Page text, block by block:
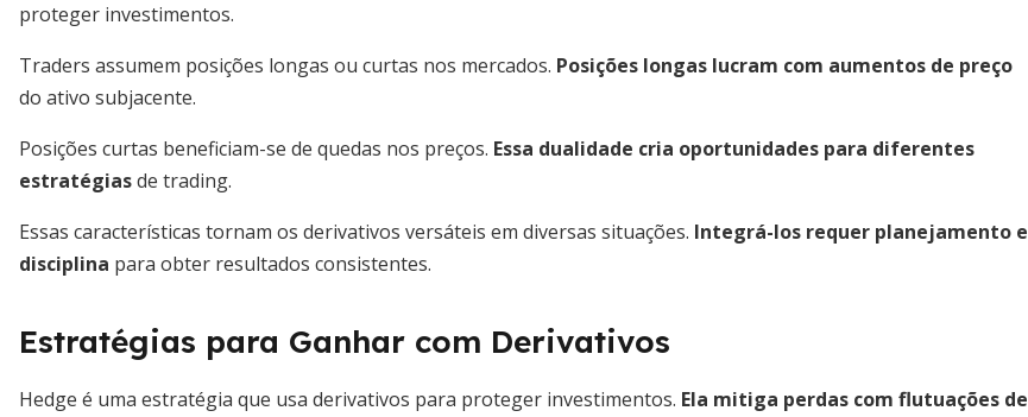
proteger investimentos.
Traders assumem posições longas ou curtas nos mercados. Posições longas lucram com aumentos de preço
do ativo subjacente.
Posições curtas beneficiam-se de quedas nos preços. Essa dualidade cria oportunidades para diferentes
estratégiasde trading.
Essas características tornam os derivativos versáteis em diversas situações. Integrá-los requer planejamento e
disciplina para obter resultados consistentes.
Estratégias para Ganhar com Derivativos
Hedge é uma estratégia que usa derivativos para proteger investimentos. Ela mitiga perdas com flutuações de